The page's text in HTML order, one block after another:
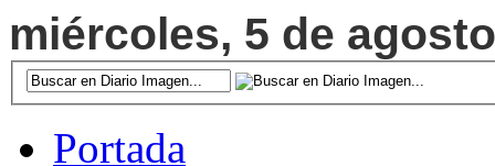
miércoles, 5 de
Portada